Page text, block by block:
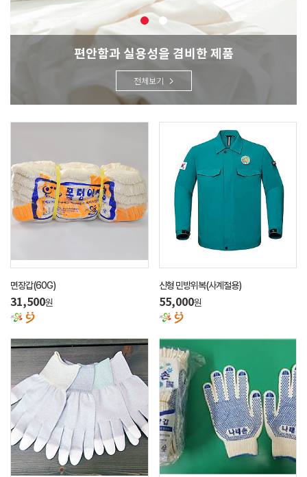
편안함과 실용성을 겸비한 제품
전체보기
면장갑(60G)
31,500원
신형 민방위복(사계절용)
55,000원